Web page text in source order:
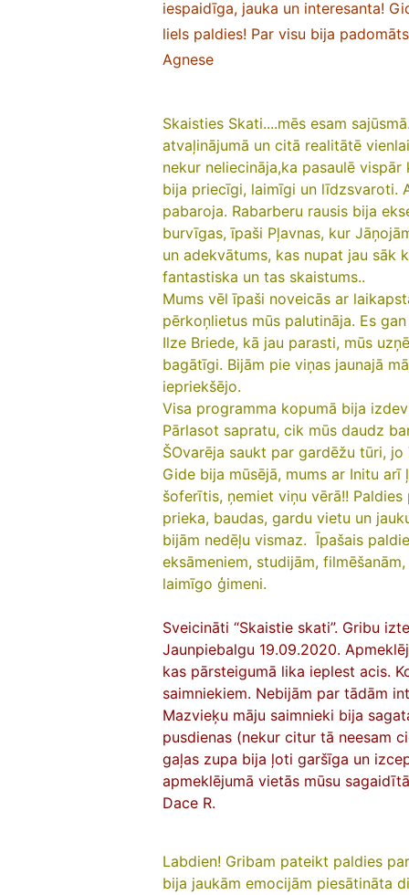
iespaidīga, jauka un interesanta!
liels paldies! Par visu bija
Agnese
Skaisties Skati....mēs esam
atvaļinājumā un citā realitātē
nekur neliecināja,ka pasaulē
bija priecīgi, laimīgi un līdzsvaroti.
pabaroja. Rabarberu rausis bija
burvīgas, īpaši Pļavnas, kur
un adekvātums, kas nupat jau sāk
fantastiska un tas skaistums..
Mums vēl īpaši noveicās ar
pērkoņlietus mūs palutināja. Es
Ilze Briede, kā jau parasti, mūs
bagātīgi. Bijām pie viņas jaunajā
iepriekšējo.
Visa programma kopumā bija
Pārlasot sapratu, cik mūs daudz
ŠOvarēja saukt par gardēžu tūri, jo
Gide bija mūsējā, mums ar Initu
šoferītis, ņemiet viņu vērā!!
prieka, baudas, gardu vietu un
bijām nedēļu vismaz. Īpašais
eksāmeniem, studijām,
laimīgo ģimeni.
Sveicināti “Skaistie skati”. Gribu
Jaunpiebalgu 19.09.2020.
kas pārsteigumā lika ieplest acis.
saimniekiem. Nebijām par tādām
Mazvieķu māju saimnieki bija
pusdienas (nekur citur tā neesam
gaļas zupa bija ļoti garšīga un
apmeklējumā vietās mūsu
Dace R.
Labdien! Gribam pateikt paldies
bija jaukām emocijām piesātināta